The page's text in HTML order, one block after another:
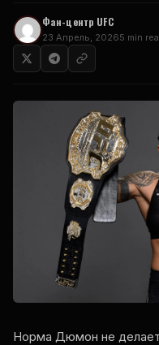
Фан-центр UFC
23 Апрель, 20265 min
Норма Дюмон не